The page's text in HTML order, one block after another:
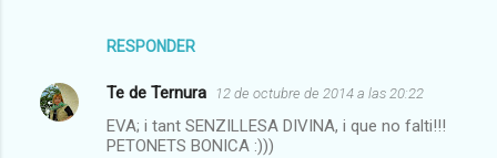
RESPONDER
Te de Ternura 12 de octubre de 2014 a las 20:22
EVA; i tant SENZILLESA DIVINA, i que no falti!!!
PETONETS BONICA :)))